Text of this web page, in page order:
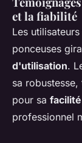
et la fiabilité
Les
ponceuses
d'utilisation.
sa
pour sa
professionnel